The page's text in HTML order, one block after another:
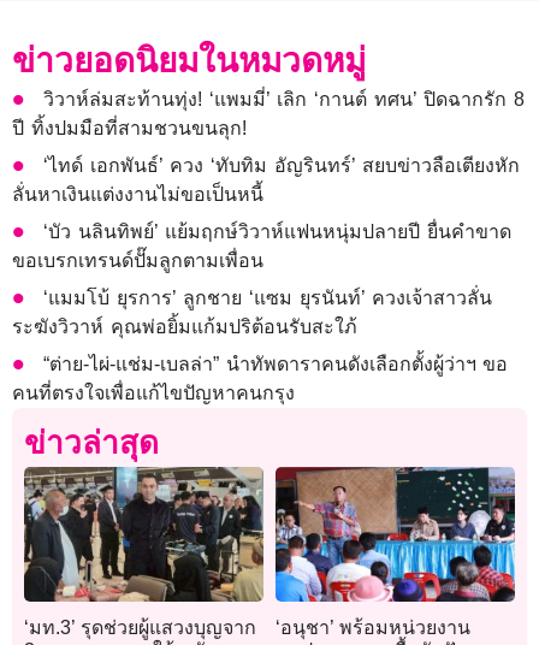
ข่าวยอดนิยมในหมวดหมู่
วิวาห์ล่มสะท้านทุ่ง! ‘แพมมี่’ เลิก ‘กานต์ ทศน’ ปิดฉากรัก 8
ปี ทิ้งปมมือที่สามชวนขนลุก!
‘ไทด์ เอกพันธ์’ ควง ‘ทับทิม อัญรินทร์’ สยบข่าวลือเตียงหัก
ลั่นหาเงินแต่งงานไม่ขอเป็นหนี้
‘บัว นลินทิพย์’ แย้มฤกษ์วิวาห์แฟนหนุ่มปลายปี ยื่นคำขาด
ขอเบรกเทรนด์ปั๊มลูกตามเพื่อน
‘แมมโบ้ ยุรการ’ ลูกชาย ‘แซม ยุรนันท์’ ควงเจ้าสาวลั่น
ระฆังวิวาห์ คุณพ่อยิ้มแก้มปริต้อนรับสะใภ้
“ต่าย-ไผ่-แช่ม-เบลล่า” นำทัพดาราคนดังเลือกตั้งผู้ว่าฯ ขอ
คนที่ตรงใจเพื่อแก้ไขปัญหาคนกรุง
ข่าวล่าสุด
‘มท.3’ รุดช่วยผู้แสวงบุญจาก
‘อนุชา’ พร้อมหน่วยงาน